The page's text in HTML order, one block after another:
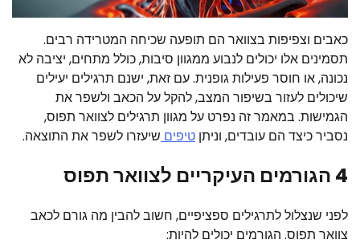
כאבים וצפיפות בצוואר הם תופעה שכיחה המטרידה רבים.
תסמינים אלו יכולים לנבוע ממגוון סיבות, כולל מתחים, יציבה לא
נכונה, או חוסר פעילות גופנית. עם זאת, ישנם תרגילים יעילים
שיכולים לעזור בשיפור המצב, להקל על הכאב ולשפר את
הגמישות. במאמר זה נפרט על מגוון תרגילים לצוואר תפוס,
נסביר כיצד הם עובדים, וניתן טיפים שיעזרו לשפר את התוצאה.
4 הגורמים העיקריים לצוואר תפוס
לפני שנצלול לתרגילים ספציפיים, חשוב להבין מה גורם לכאב
צוואר תפוס. הגורמים יכולים להיות: